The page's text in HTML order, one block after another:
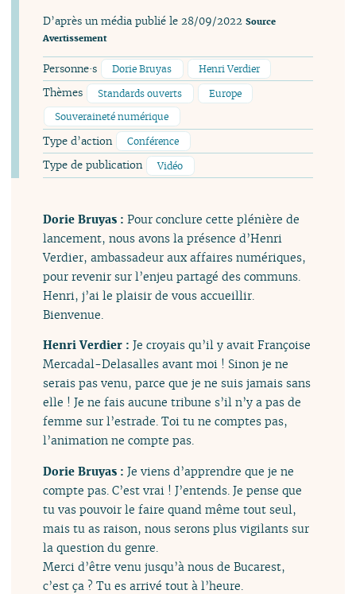
D’après un média publié le 28/09/2022 Source
Avertissement
Personne·s Dorie Bruyas Henri Verdier
Thèmes Standards ouverts
Europe
Souveraineté numérique
Type d’action Conférence
Type de publication Vidéo
Dorie Bruyas :Pour conclure cette plénière de
lancement, nous avons la présence d’Henri
Verdier, ambassadeur aux affaires numériques,
pour revenir sur l’enjeu partagé des communs.
Henri, j’ai le plaisir de vous accueillir.
Bienvenue.
Henri Verdier :Je croyais qu’il y avait Françoise
Mercadal-Delasalles avant moi ! Sinon je ne
serais pas venu, parce que je ne suis jamais sans
elle ! Je ne fais aucune tribune s’il n’y a pas de
femme sur l’estrade. Toi tu ne comptes pas,
l’animation ne compte pas.
Dorie Bruyas :Je viens d’apprendre que je ne
compte pas. C’est vrai ! J’entends. Je pense que
tu vas pouvoir le faire quand même tout seul,
mais tu as raison, nous serons plus vigilants sur
la question du genre.
Merci d’être venu jusqu’à nous de Bucarest,
c’est ça ? Tu es arrivé tout à l’heure.